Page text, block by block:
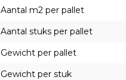
Aantal m2 per pallet
Aantal stuks per pallet
Gewicht per pallet
Gewicht per stuk